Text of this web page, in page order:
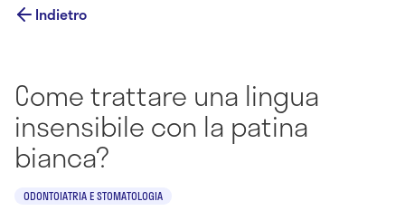
Indietro
Come trattare una lingua
insensibile con la patina
bianca?
ODONTOIATRIA E STOMATOLOGIA